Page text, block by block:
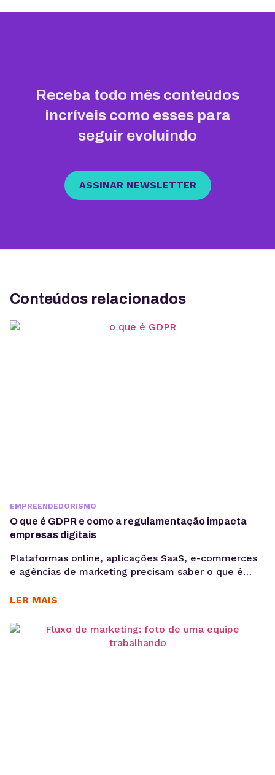
Receba todo mês conteúdos
incríveis como esses para
seguir evoluindo
ASSINAR NEWSLETTER
Conteúdos relacionados
EMPREENDEDORISMO
O que é GDPR e como a regulamentação impacta
empresas digitais
Plataformas online, aplicações SaaS, e-commerces
e agências de marketing precisam saber o que é
sensíveis, o que aumenta a exposição a riscos
uma questão jurídica, mas uma camada crítica de
arquitetura, governança e gestão de risco. Em
LER MAIS